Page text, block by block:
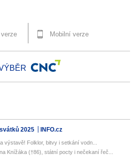
Mobilní verze
2025 INFO.cz
výstavě! Folklor, bitvy i setkání vodn...
Knížáka (†86), státní pocty i nečekaní řeč...